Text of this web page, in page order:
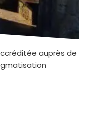
auprès de